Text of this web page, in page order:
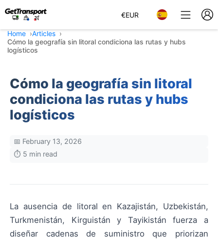
€EUR
Home
Articles
Cómo la geografía sin litoral condiciona las rutas y hubs
logísticos
Cómo la geografía sin litoral
condiciona las rutas y hubs
logísticos
📅 February 13, 2026
⏱️ 5 min read
La ausencia de litoral en Kazajistán, Uzbekistán,
Turkmenistán, Kirguistán y Tayikistán fuerza a
diseñar cadenas de suministro que priorizan